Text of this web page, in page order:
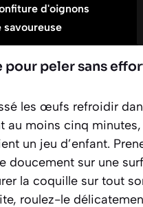
d'oignons
pour peler sans
les œufs refroidir
au moins cinq minutes,
un jeu d’enfant.
sur une
la coquille sur tout
roulez-le